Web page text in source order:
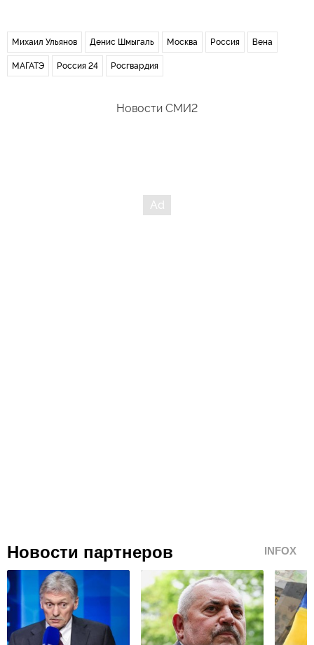
Михаил Ульянов Денис Шмыгаль Москва Россия Вена
МАГАТЭ Россия 24 Росгвардия
Новости СМИ2
Новости партнеров INFOX